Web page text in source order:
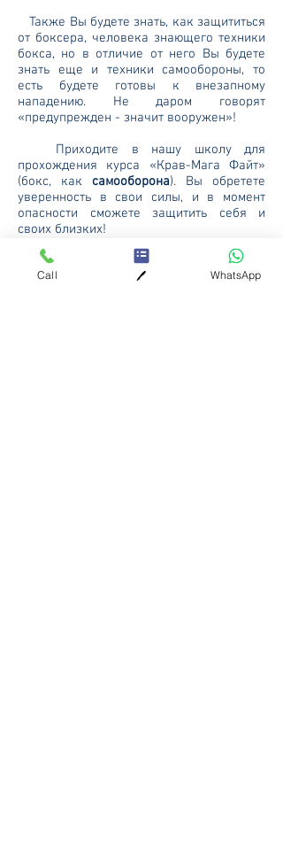
Также Вы будете знать, как защититься
от боксера, человека знающего техники
бокса, но в отличие от него Вы будете
знать еще и техники самообороны, то
есть будете готовы к внезапному
нападению. Не даром говорят
«предупрежден - значит вооружен»!
Приходите в нашу школу для
прохождения курса «Крав-Мага Файт»
(бокс, как самооборона). Вы обретете
уверенность в свои силы, и в момент
опасности сможете защитить себя и
своих близких!
Записаться | Задать вопрос
Call 🖊️ WhatsApp